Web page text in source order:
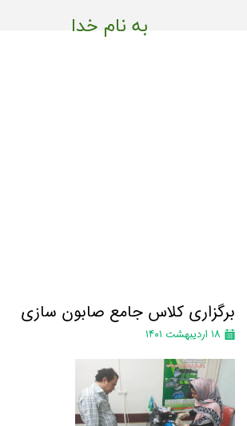
به نام خدا
برگزاری کلاس جامع صابون سازی
۱۸ اردیبهشت ۱۴۰۱